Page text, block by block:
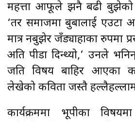
महत्ता आफूले झनै बढी
‘तर समाजमा बुबालाई एउटा
मात्र नबुझेर जँड्याहाका रुपमा
अति पीडा दिन्थ्यो,’ उनले
जति विषय बाहिर आएका
लेखेको कविता जस्तै
कार्यक्रममा भूपीका